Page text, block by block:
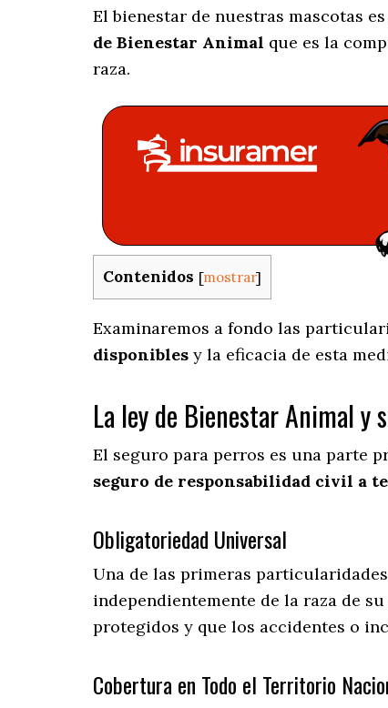
El bienestar de nuestras mascotas
de Bienestar Animal que es la
raza.
Contenidos [mostrar]
Examinaremos a fondo las
disponibles y la eficacia de esta
La ley de Bienestar Animal y
El seguro para perros es una parte
seguro de responsabilidad civil a
Obligatoriedad Universal
Una de las primeras
independientemente de la raza de
protegidos y que los accidentes o
Cobertura en Todo el Territorio